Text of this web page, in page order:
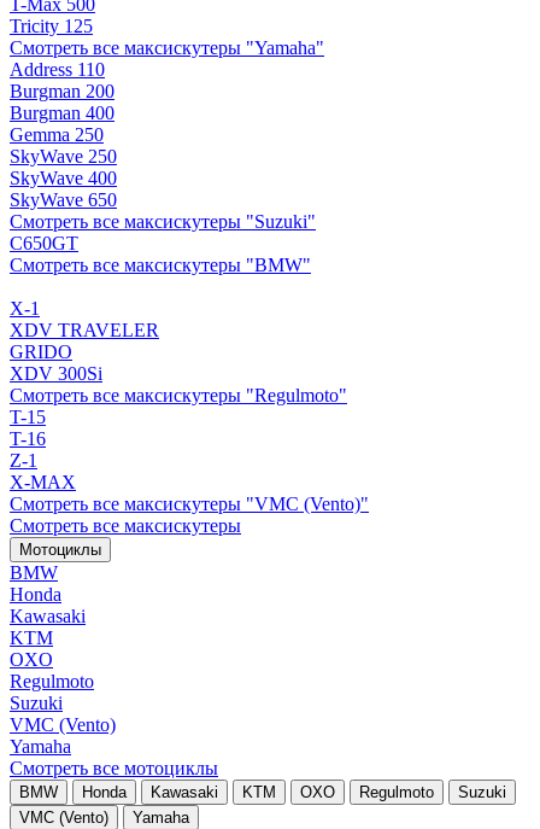
T-Max 500
Tricity 125
Смотреть все максискутеры "Yamaha"
Address 110
Burgman 200
Burgman 400
Gemma 250
SkyWave 250
SkyWave 400
SkyWave 650
Смотреть все максискутеры "Suzuki"
C650GT
Смотреть все максискутеры "BMW"
X-1
XDV TRAVELER
GRIDO
XDV 300Si
Смотреть все максискутеры "Regulmoto"
T-15
T-16
Z-1
X-MAX
Смотреть все максискутеры "VMC (Vento)"
Смотреть все максискутеры
Мотоциклы
BMW
Honda
Kawasaki
KTM
OXO
Regulmoto
Suzuki
VMC (Vento)
Yamaha
Смотреть все мотоциклы
BMW Honda Kawasaki KTM OXO Regulmoto
Suzuki
VMC (Vento)
Yamaha